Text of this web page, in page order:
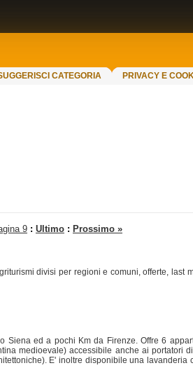
CATEGORIA PRIVACY E
9 : Ultimo : Prossimo »
divisi per regioni e comuni, offerte, last
ed a pochi Km da Firenze. Offre 6
medioevale) accessibile anche ai portatori
E' inoltre disponibile una lavanderia